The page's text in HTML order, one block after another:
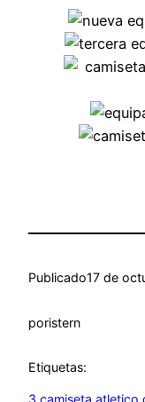
Publicado17 de
poristern
Etiquetas: